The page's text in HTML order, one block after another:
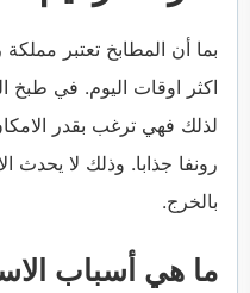
بما أن المطابخ تعتبر
اكثر اوقات اليوم. في طبخ
لذلك فهي ترغب بقدر
رونفا جذابا. وذلك لا
بالخرج.
ما هي أسباب